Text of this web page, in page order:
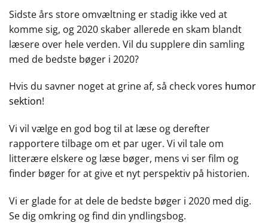
Sidste års store omvæltning er stadig ikke ved at
komme sig, og 2020 skaber allerede en skam blandt
læsere over hele verden. Vil du supplere din samling
med de bedste bøger i 2020?
Hvis du savner noget at grine af, så check vores humor
sektion!
Vi vil vælge en god bog til at læse og derefter
rapportere tilbage om et par uger. Vi vil tale om
litterære elskere og læse bøger, mens vi ser film og
finder bøger for at give et nyt perspektiv på historien.
Vi er glade for at dele de bedste bøger i 2020 med dig.
Se dig omkring og find din yndlingsbog.